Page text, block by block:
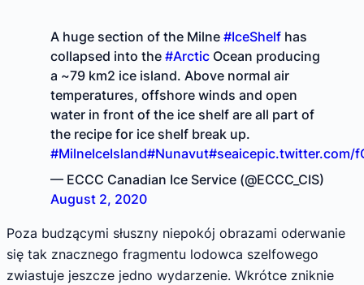
A huge section of the Milne#IceShelf has
collapsed into the#Arctic Ocean producing
a ~79 km2 ice island. Above normal air
temperatures, offshore winds and open
water in front of the ice shelf are all part of
the recipe for ice shelf break up.
#MilneIceIsland#Nunavut#seaicepic.twitter.com/
— ECCC Canadian Ice Service (@ECCC_CIS)
August 2, 2020
Poza budzącymi słuszny niepokój obrazami oderwanie
się tak znacznego fragmentu lodowca szelfowego
zwiastuje jeszcze jedno wydarzenie. Wkrótce zniknie